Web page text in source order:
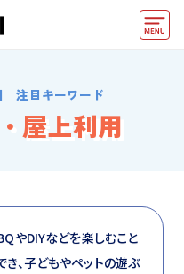
注目キーワード
屋上利用
やDIYなどを楽しむこと
、子どもやペットの遊ぶ